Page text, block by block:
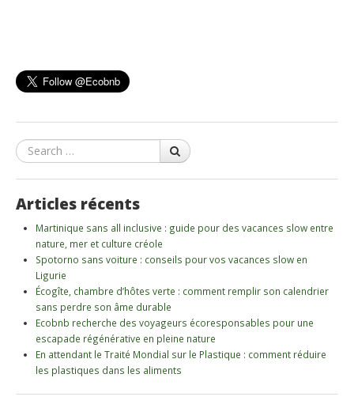
Search
Articles récents
Martinique sans all inclusive : guide pour des vacances slow entre
nature, mer et culture créole
Spotorno sans voiture : conseils pour vos vacances slow en
Ligurie
Écogîte, chambre d’hôtes verte : comment remplir son calendrier
sans perdre son âme durable
Ecobnb recherche des voyageurs écoresponsables pour une
escapade régénérative en pleine nature
En attendant le Traité Mondial sur le Plastique : comment réduire
les plastiques dans les aliments